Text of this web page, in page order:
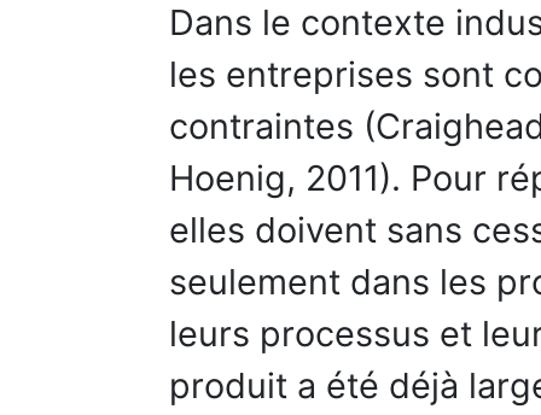
Dans le contexte
les entreprises sont
contraintes
Hoenig, 2011). Pour
elles doivent sans
seulement dans les
leurs processus et
produit a été déjà